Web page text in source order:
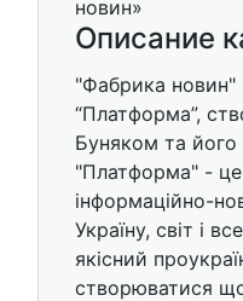
Описание
"Фабрика новин"
“Платформа”,
Буняком та
"Платформа" - це
інформаційно-
Україну, світ і
якісний
створюватися